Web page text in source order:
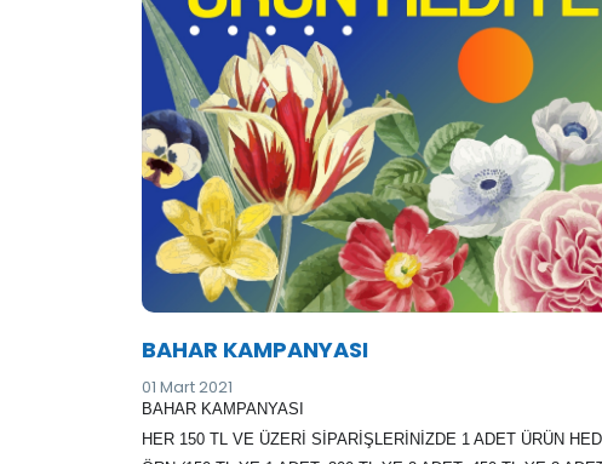
BAHAR KAMPANYASI
01 Mart 2021
BAHAR KAMPANYASI
HER 150 TL VE ÜZERİ SİPARİŞLERİNİZDE 1 ADET ÜRÜN